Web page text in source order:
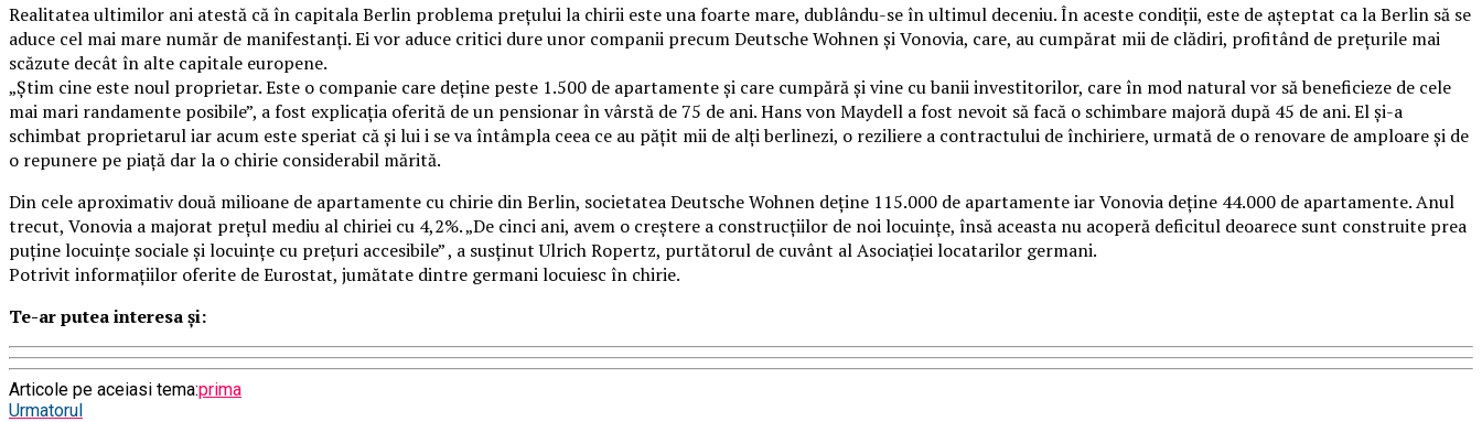
Realitatea ultimilor ani atestă că în capitala Berlin problema prețului la chirii este una foarte mare, dublându-se în ultimul deceniu. În aceste condiții, este de așteptat ca la Berlin să se
aduce cel mai mare număr de manifestanţi. Ei vor aduce critici dure unor companii precum Deutsche Wohnen şi Vonovia, care, au cumpărat mii de clădiri, profitând de preţurile mai
scăzute decât în alte capitale europene.
„Ştim cine este noul proprietar. Este o companie care deţine peste 1.500 de apartamente şi care cumpără şi vine cu banii investitorilor, care în mod natural vor să beneficieze de cele
mai mari randamente posibile”, a fost explicația oferită de un pensionar în vârstă de 75 de ani. Hans von Maydell a fost nevoit să facă o schimbare majoră după 45 de ani. El și-a
schimbat proprietarul iar acum este speriat că şi lui i se va întâmpla ceea ce au păţit mii de alţi berlinezi, o reziliere a contractului de închiriere, urmată de o renovare de amploare şi de
o repunere pe piaţă dar la o chirie considerabil mărită.
Din cele aproximativ două milioane de apartamente cu chirie din Berlin, societatea Deutsche Wohnen deţine 115.000 de apartamente iar Vonovia deţine 44.000 de apartamente. Anul
trecut, Vonovia a majorat preţul mediu al chiriei cu 4,2%. „De cinci ani, avem o creştere a construcţiilor de noi locuinţe, însă aceasta nu acoperă deficitul deoarece sunt construite prea
puţine locuinţe sociale şi locuinţe cu preţuri accesibile” , a susținut Ulrich Ropertz, purtătorul de cuvânt al Asociaţiei locatarilor germani.
Potrivit informațiilor oferite de Eurostat, jumătate dintre germani locuiesc în chirie.
Te-ar putea interesa și:
Articole pe aceiasi tema:prima
Urmatorul